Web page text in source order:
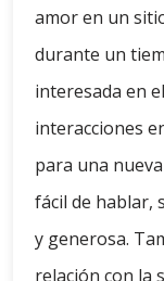
amor en un
durante un
interesada en
interacciones
para una
fácil de hablar,
y generosa.
relación con la